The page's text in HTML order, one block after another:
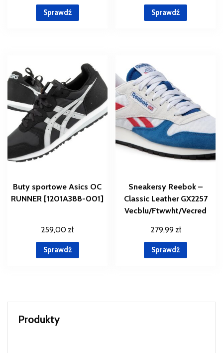
Sprawdź Sprawdź
Buty sportowe Asics OC
RUNNER [1201A388-001]
259,00 zł
Sprawdź
Sneakersy Reebok –
Classic Leather GX2257
Vecblu/Ftwwht/Vecred
279,99 zł
Sprawdź
Produkty